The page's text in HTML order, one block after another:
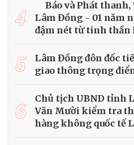
4
Báo và Phát
Lâm Đồng - 01 năm
đậm nét từ tinh thần
5
Lâm Đồng đôn đốc
giao thông trọng
6
Chủ tịch UBND tỉnh
Văn Mười kiểm tra
hàng không quốc tế